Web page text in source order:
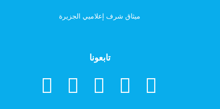
ميثاق شرف إعلاميي الجزيرة
تابعونا